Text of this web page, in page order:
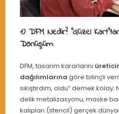
1) DFM Nedir? “Güzel
Dönüşüm
DFM, tasarım kararlarını
dağılımlarına göre bilinçli
sıkıştırdım, oldu” demek
delik metalizasyonu, maske
kalıpları (stencil) gerçek